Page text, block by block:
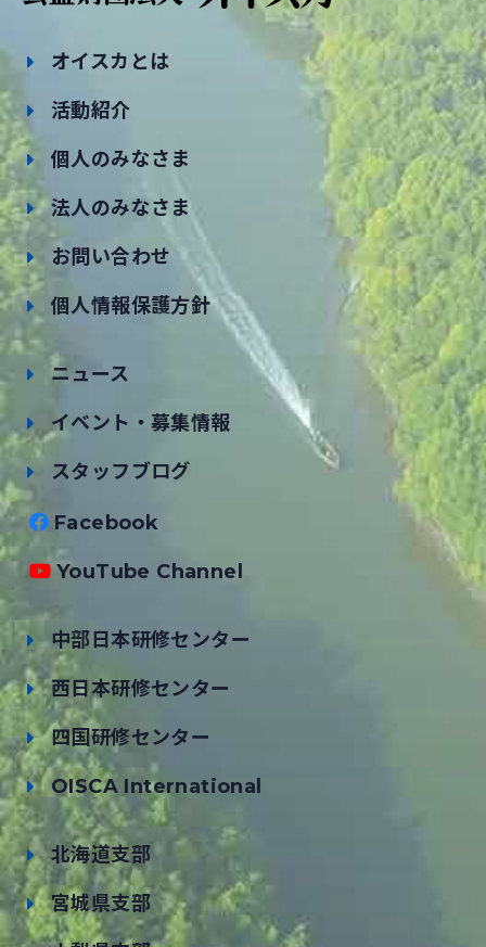
オイスカとは
活動紹介
個人のみなさま
法人のみなさま
お問い合わせ
個人情報保護方針
ニュース
イベント・募集情報
スタッフブログ
Facebook
YouTube Channel
中部日本研修センター
西日本研修センター
四国研修センター
OISCA International
北海道支部
宮城県支部